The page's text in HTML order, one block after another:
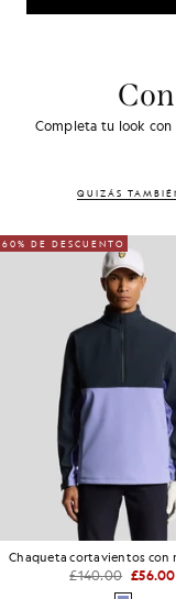
Completa tu look con
QUIZÁS
60% DE DESCUENTO
£140.00 £56.00